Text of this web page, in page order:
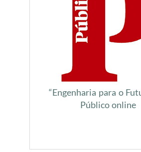
“Engenharia para o
Público online